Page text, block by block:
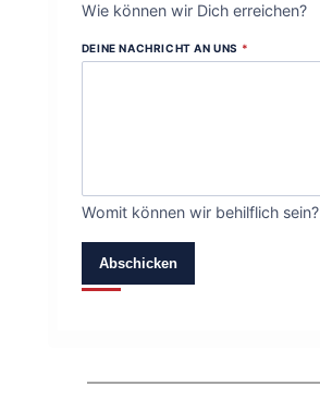
Wie können wir Dich erreichen?
DEINE NACHRICHT AN UNS *
Womit können wir behilflich sein?
Abschicken